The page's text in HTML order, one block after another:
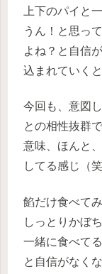
上下のパイと
うん！と思っ
よね？と自信
込まれていく
今回も、意図
との相性抜群
意味、ほんと
してる感じ（笑
餡だけ食べて
しっとりかぼ
一緒に食べて
と自信がなく